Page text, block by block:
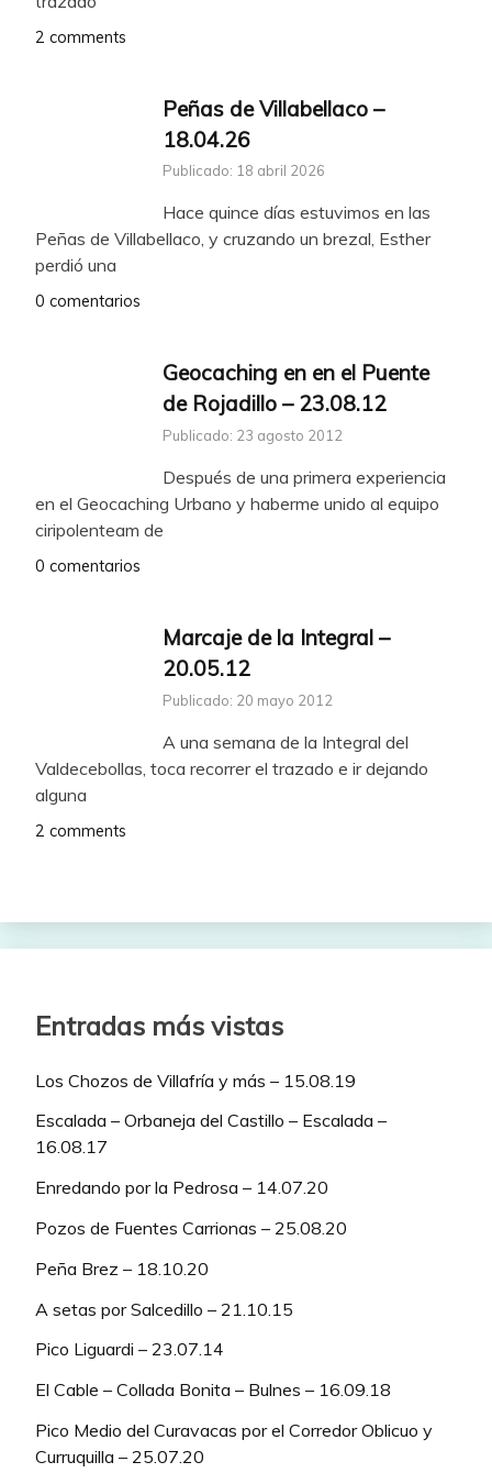
2 comments
Peñas de Villabellaco –
18.04.26
Publicado: 18 abril 2026
Hace quince días estuvimos en las
Peñas de Villabellaco, y cruzando un brezal, Esther
perdió una
0 comentarios
Geocaching en en el Puente
de Rojadillo – 23.08.12
Publicado: 23 agosto 2012
Después de una primera experiencia
en el Geocaching Urbano y haberme unido al equipo
ciripolenteam de
0 comentarios
Marcaje de la Integral –
20.05.12
Publicado: 20 mayo 2012
A una semana de la Integral del
Valdecebollas, toca recorrer el trazado e ir dejando
alguna
2 comments
Entradas más vistas
Los Chozos de Villafría y más – 15.08.19
Escalada – Orbaneja del Castillo – Escalada –
16.08.17
Enredando por la Pedrosa – 14.07.20
Pozos de Fuentes Carrionas – 25.08.20
Peña Brez – 18.10.20
A setas por Salcedillo – 21.10.15
Pico Liguardi – 23.07.14
El Cable – Collada Bonita – Bulnes – 16.09.18
Pico Medio del Curavacas por el Corredor Oblicuo y
Curruquilla – 25.07.20